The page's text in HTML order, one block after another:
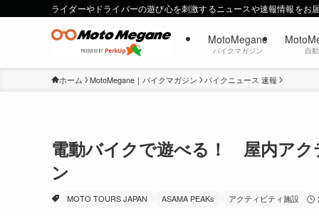
ライダーやドライバーの遊び心を刺激するニュースや速報情報をお
MotoMegane
バイクマガジン 自
ホーム MotoMegane｜バイクマガジン バイクニュース 速報
電動バイクで遊べる！ 屋内アク
ン
MOTO TOURS JAPAN ASAMA PEAKs アクティビティ施設